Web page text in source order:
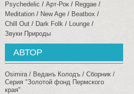
Psychedelic
Арт-Рок
Reggae
Meditation
New Age
Beatbox
Chill Out
Dark Folk
Lounge
Звуки Природы
АВТОР
Osimira Веданъ Колодъ
Сборник
Серия "Золотой фонд Пермского
края"